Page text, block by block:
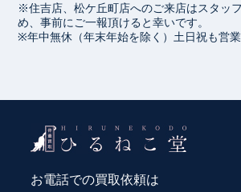
※住吉店、松ケ丘町店へのご来店はスタッ
め、事前にご一報頂けると幸いです。
※年中無休（年末年始を除く）土日祝も営業
お電話での買取依頼は